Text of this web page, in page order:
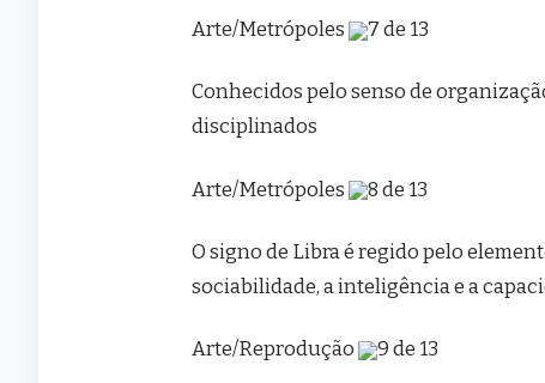
Arte/Metrópoles 7 de 13
Conhecidos pelo senso de
disciplinados
Arte/Metrópoles 8 de 13
O signo de Libra é regido pelo
sociabilidade, a inteligência e a
Arte/Reprodução 9 de 13